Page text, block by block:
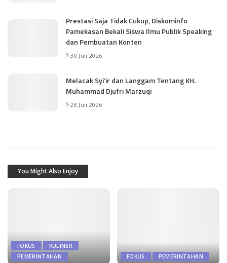
Prestasi Saja Tidak Cukup, Diskominfo
Pamekasan Bekali Siswa Ilmu Publik Speaking
dan Pembuatan Konten
30 Juli 2026
Melacak Syi’ir dan Langgam Tentang KH.
Muhammad Djufri Marzuqi
28 Juli 2026
You Might Also Enjoy
FOKUS
KULINER
PEMERINTAHAN
FOKUS PEMERINTAHAN